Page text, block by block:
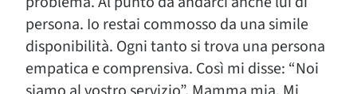
persona. Io restai commosso da una simile
disponibilità. Ogni tanto si trova una persona
empatica e comprensiva. Così mi disse: “Noi